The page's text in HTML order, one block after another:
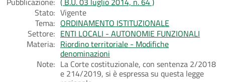
Stato: Vigente
Tema: ORDINAMENTO ISTITUZIONALE
Settore: ENTI LOCALI - AUTONOMIE FUNZIONALI
Materia: Riordino territoriale - Modifiche
denominazioni
Note: La Corte costituzionale, con sentenza 2/2018
e 214/2019, si è espressa su questa legge